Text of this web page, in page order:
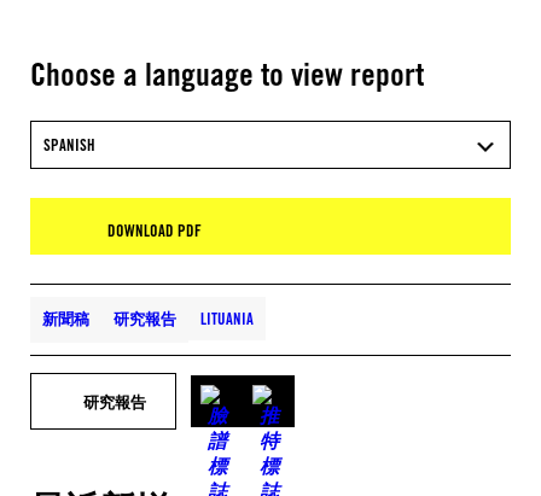
Choose a language to view report
SPANISH
DOWNLOAD PDF
新聞稿 研究報告 LITUANIA
研究報告